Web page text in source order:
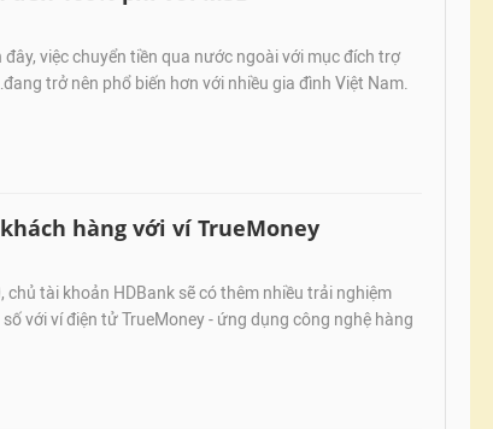
đây, việc chuyển tiền qua nước ngoài với mục đích trợ
trở nên phổ biến hơn với nhiều gia đình Việt Nam.
hàng với ví TrueMoney
chủ tài khoản HDBank sẽ có thêm nhiều trải nghiệm
với ví điện tử TrueMoney - ứng dụng công nghệ hàng